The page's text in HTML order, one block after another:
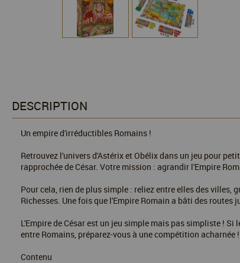
DESCRIPTION
Un empire d'irréductibles Romains !
Retrouvez l'univers d'Astérix et Obélix dans un jeu pour
rapprochée de César. Votre mission : agrandir l'Empire
Pour cela, rien de plus simple : reliez entre elles des
Richesses. Une fois que l'Empire Romain a bâti des
L'Empire de César est un jeu simple mais pas simpliste !
entre Romains, préparez-vous à une compétition acharnée !
Contenu